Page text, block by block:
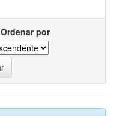
Ordenar por